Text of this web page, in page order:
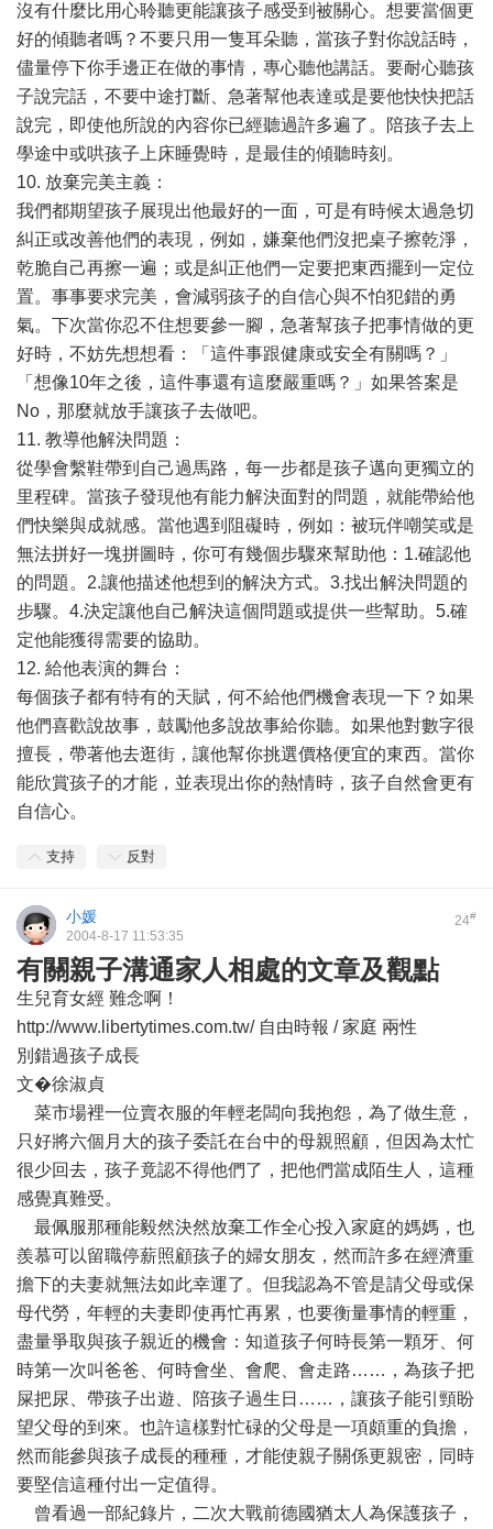
沒有什麼比用心聆聽更能讓孩子感受到被關心。想要當個更
好的傾聽者嗎？不要只用一隻耳朵聽，當孩子對你說話時，
儘量停下你手邊正在做的事情，專心聽他講話。要耐心聽孩
子說完話，不要中途打斷、急著幫他表達或是要他快快把話
說完，即使他所說的內容你已經聽過許多遍了。陪孩子去上
學途中或哄孩子上床睡覺時，是最佳的傾聽時刻。
10. 放棄完美主義：
我們都期望孩子展現出他最好的一面，可是有時候太過急切
糾正或改善他們的表現，例如，嫌棄他們沒把桌子擦乾淨，
乾脆自己再擦一遍；或是糾正他們一定要把東西擺到一定位
置。事事要求完美，會減弱孩子的自信心與不怕犯錯的勇
氣。下次當你忍不住想要參一腳，急著幫孩子把事情做的更
好時，不妨先想想看：「這件事跟健康或安全有關嗎？」
「想像10年之後，這件事還有這麼嚴重嗎？」如果答案是
No，那麼就放手讓孩子去做吧。
11. 教導他解決問題：
從學會繫鞋帶到自己過馬路，每一步都是孩子邁向更獨立的
里程碑。當孩子發現他有能力解決面對的問題，就能帶給他
們快樂與成就感。當他遇到阻礙時，例如：被玩伴嘲笑或是
無法拼好一塊拼圖時，你可有幾個步驟來幫助他：1.確認他
的問題。2.讓他描述他想到的解決方式。3.找出解決問題的
步驟。4.決定讓他自己解決這個問題或提供一些幫助。5.確
定他能獲得需要的協助。
12. 給他表演的舞台：
每個孩子都有特有的天賦，何不給他們機會表現一下？如果
他們喜歡說故事，鼓勵他多說故事給你聽。如果他對數字很
擅長，帶著他去逛街，讓他幫你挑選價格便宜的東西。當你
能欣賞孩子的才能，並表現出你的熱情時，孩子自然會更有
自信心。
支持 反對
24#
小媛
2004-8-17 11:53:35
有關親子溝通家人相處的文章及觀點
生兒育女經 難念啊！
http://www.libertytimes.com.tw/ 自由時報 / 家庭 兩性
別錯過孩子成長
文�徐淑貞
菜市場裡一位賣衣服的年輕老闆向我抱怨，為了做生意，
只好將六個月大的孩子委託在台中的母親照顧，但因為太忙
很少回去，孩子竟認不得他們了，把他們當成陌生人，這種
感覺真難受。
最佩服那種能毅然決然放棄工作全心投入家庭的媽媽，也
羨慕可以留職停薪照顧孩子的婦女朋友，然而許多在經濟重
擔下的夫妻就無法如此幸運了。但我認為不管是請父母或保
母代勞，年輕的夫妻即使再忙再累，也要衡量事情的輕重，
盡量爭取與孩子親近的機會：知道孩子何時長第一顆牙、何
時第一次叫爸爸、何時會坐、會爬、會走路……，為孩子把
屎把尿、帶孩子出遊、陪孩子過生日……，讓孩子能引頸盼
望父母的到來。也許這樣對忙碌的父母是一項頗重的負擔，
然而能參與孩子成長的種種，才能使親子關係更親密，同時
要堅信這種付出一定值得。
曾看過一部紀錄片，二次大戰前德國猶太人為保護孩子，